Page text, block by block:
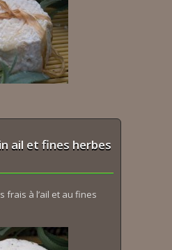
ail et fines herbes
frais à l’ail et au fines